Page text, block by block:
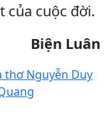
của cuộc đời.
Biện Luân
thơ Nguyễn Duy